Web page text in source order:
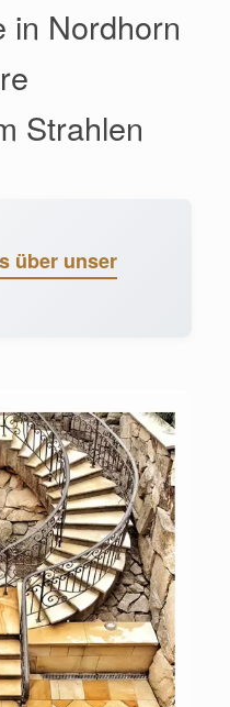
in Nordhorn
Strahlen
über unser